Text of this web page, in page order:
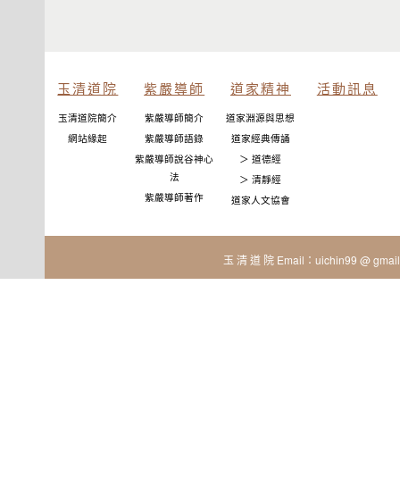
玉清道院
玉清道院簡介
網站緣起
紫嚴導師
紫嚴導師簡介
紫嚴導師語錄
紫嚴導師說谷神心
法
紫嚴導師著作
道家精神
道家淵源與思想
道家經典傳誦
＞ 道德經
＞ 清靜經
道家人文協會
活動訊息
玉 清 道 院 Email：uichin99 @